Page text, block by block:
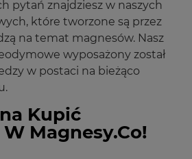
pytań znajdziesz w naszych
które tworzone są przez
na temat magnesów. Nasz
wyposażony został
w postaci na bieżąco
Kupić
Magnesy.Co!